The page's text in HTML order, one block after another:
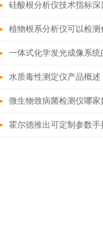
植物根系分析仪可以检测
水质毒性测定仪产品概述
微生物致病菌检测仪哪家